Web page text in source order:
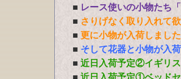
■ レース使いの小物たち
■ さりげなく取り入れて
■ 更に小物が入荷しまし
■ そして花器と小物が入
■ 近日入荷予定②イギリ